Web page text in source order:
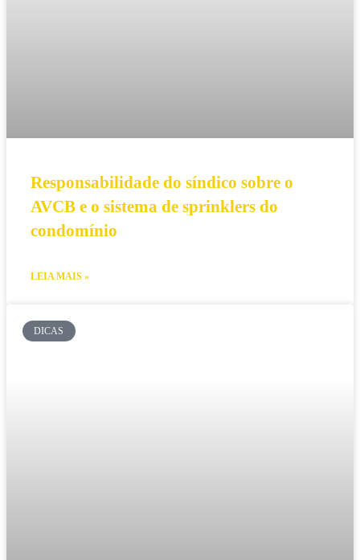
Responsabilidade do síndico sobre o
AVCB e o sistema de sprinklers do
condomínio
LEIA MAIS »
DICAS